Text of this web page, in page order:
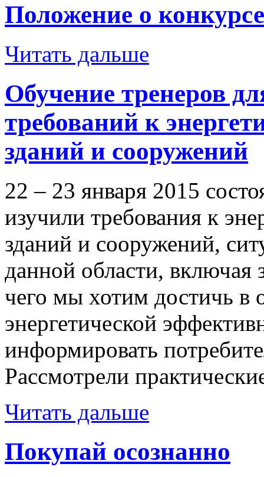
Положение о
Читать дальше
Обучение тренеров
требований к
зданий и сооружений
22 – 23 января 2015
изучили требования к
зданий и сооружений,
данной области, включая
чего мы хотим достичь в
энергетической
информировать
Рассмотрели
Читать дальше
Покупай осознанно